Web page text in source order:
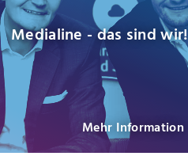
Medialine - das sind wir!
Mehr Information